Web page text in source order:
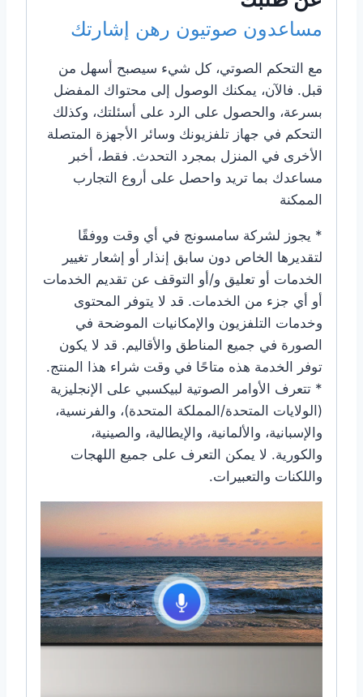
مساعدون صوتيون رهن إشارتك
مع التحكم الصوتي، كل شيء سيصبح أسهل من
قبل. فالآن، يمكنك الوصول إلى محتواك المفضل
بسرعة، والحصول على الرد على أسئلتك، وكذلك
التحكم في جهاز تلفزيونك وسائر الأجهزة المتصلة
الأخرى في المنزل بمجرد التحدث. فقط، أخبر
مساعدك بما تريد واحصل على أروع التجارب
الممكنة
* يجوز لشركة سامسونج في أي وقت ووفقًا
لتقديرها الخاص دون سابق إنذار أو إشعار تغيير
الخدمات أو تعليق و/أو التوقف عن تقديم الخدمات
أو أي جزء من الخدمات. قد لا يتوفر المحتوى
وخدمات التلفزيون والإمكانيات الموضحة في
الصورة في جميع المناطق والأقاليم. قد لا يكون
توفر الخدمة هذه متاحًا في وقت شراء هذا المنتج.
* تتعرف الأوامر الصوتية لبيكسبي على الإنجليزية
(الولايات المتحدة/المملكة المتحدة)، والفرنسية،
والإسبانية، والألمانية، والإيطالية، والصينية،
والكورية. لا يمكن التعرف على جميع اللهجات
واللكنات والتعبيرات.